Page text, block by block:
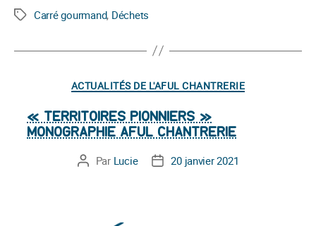
Étiquettes
Carré gourmand, Déchets
Catégories
ACTUALITÉS DE L'AFUL CHANTRERIE
« TERRITOIRES PIONNIERS »
MONOGRAPHIE AFUL CHANTRERIE
Auteur
Par Lucie
Date20 janvier 2021